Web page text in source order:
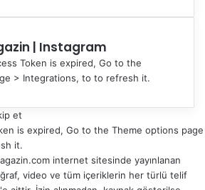
| Instagram
Token is expired, Go to the
> Integrations, to to refresh it.
et
is expired, Go to the Theme options page
it.
internet sitesinde yayınlanan
video ve tüm içeriklerin her türlü telif